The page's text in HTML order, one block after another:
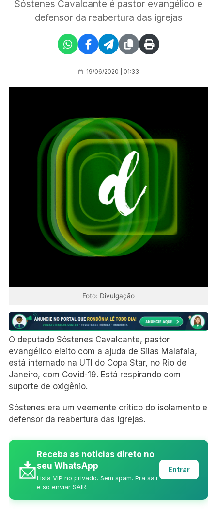
Sóstenes Cavalcante é pastor evangélico e
defensor da reabertura das igrejas
19/06/2020 | 01:33
Foto: Divulgação
O deputado Sóstenes Cavalcante, pastor
evangélico eleito com a ajuda de Silas Malafaia,
está internado na UTI do Copa Star, no Rio de
Janeiro, com Covid-19. Está respirando com
suporte de oxigênio.
Sóstenes era um veemente crítico do isolamento e
defensor da reabertura das igrejas.
📩
Receba as noticias direto no
seu WhatsApp
Lista VIP no privado. Sem spam. Pra sair
e so enviar SAIR.
Entrar